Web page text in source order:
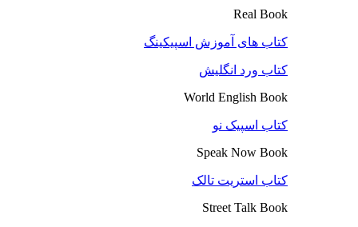
Real Book
کتاب های آموزش اسپیکینگ
کتاب ورد انگلیش
World English Book
کتاب اسپیک نو
Speak Now Book
کتاب استریت تالک
Street Talk Book